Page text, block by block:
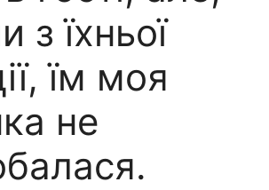
з їхньої
їм моя
не